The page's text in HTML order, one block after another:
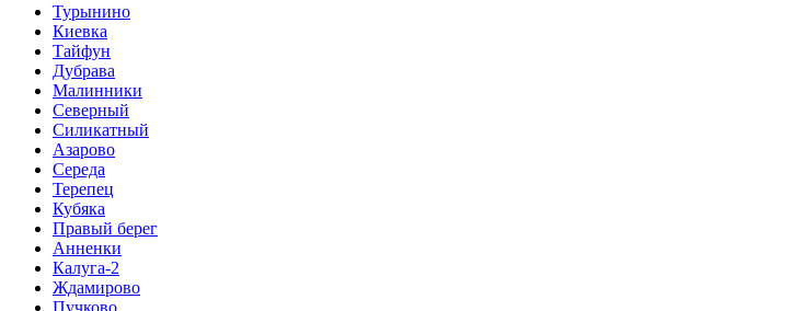
Турынино
Киевка
Тайфун
Дубрава
Малинники
Северный
Силикатный
Азарово
Середа
Терепец
Кубяка
Правый берег
Анненки
Калуга-2
Ждамирово
Пучково